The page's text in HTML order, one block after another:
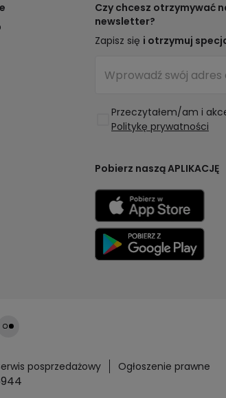
Czy chcesz otrzymywać
newsletter?
Zapisz się i otrzymuj
Przeczytałem/am i
Politykę prywatności
Pobierz naszą APLIKACJĘ
posprzedażowy Ogłoszenie prawne